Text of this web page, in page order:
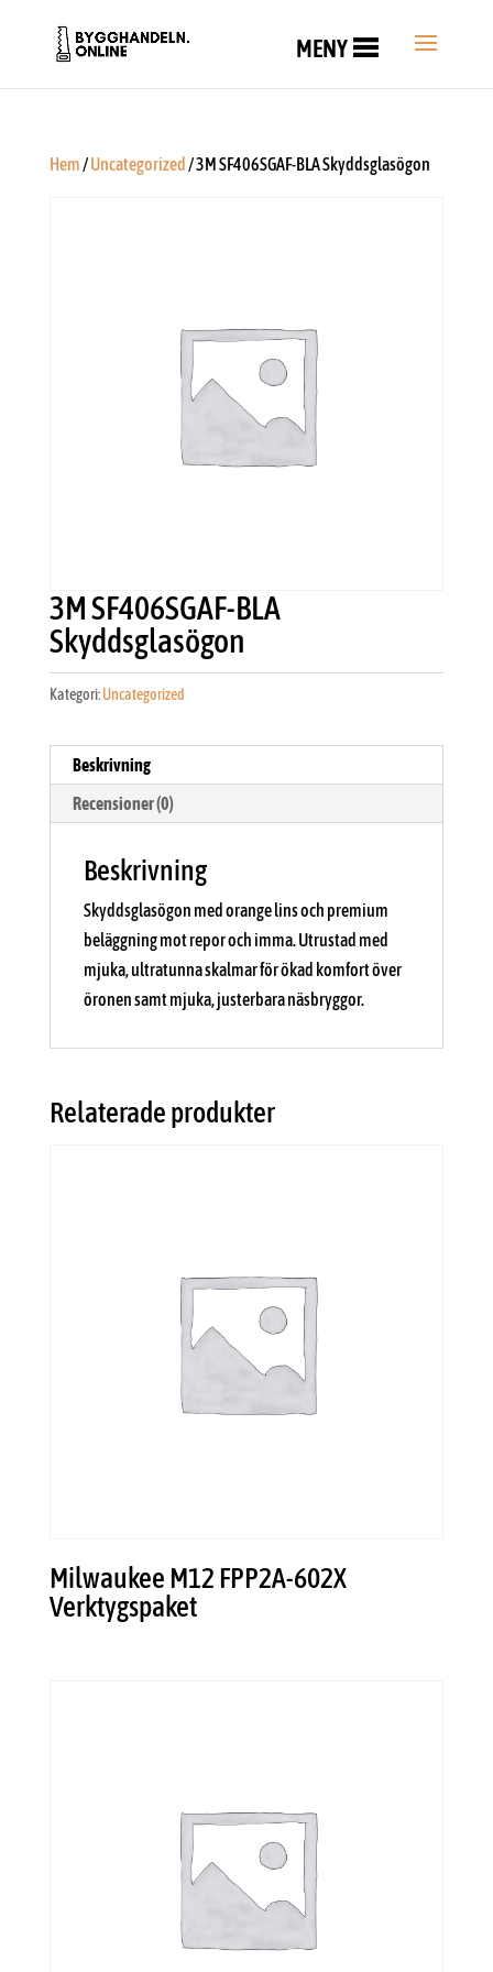
MENY
Hem/Uncategorized / 3M SF406SGAF-BLA Skyddsglasögon
3M SF406SGAF-BLA
Skyddsglasögon
Kategori:Uncategorized
Beskrivning
Recensioner (0)
Beskrivning
Skyddsglasögon med orange lins och premium
beläggning mot repor och imma. Utrustad med
mjuka, ultratunna skalmar för ökad komfort över
öronen samt mjuka, justerbara näsbryggor.
Relaterade produkter
Milwaukee M12 FPP2A-602X
Verktygspaket